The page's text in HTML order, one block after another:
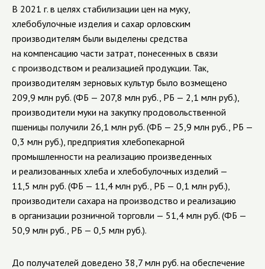
В 2021 г. в целях стабилизации цен на муку,
хлебобулочные изделия и сахар орловским
производителям были выделены средства
на компенсацию части затрат, понесенных в связи
с производством и реализацией продукции. Так,
производителям зерновых культур было возмещено
209,9 млн руб. (ФБ — 207,8 млн руб., РБ — 2,1 млн руб.),
производители муки на закупку продовольственной
пшеницы получили 26,1 млн руб. (ФБ — 25,9 млн руб., РБ —
0,3 млн руб.), предприятия хлебопекарной
промышленности на реализацию произведенных
и реализованных хлеба и хлебобулочных изделий —
11,5 млн руб. (ФБ — 11,4 млн руб., РБ — 0,1 млн руб.),
производители сахара на производство и реализацию
в организации розничной торговли — 51,4 млн руб. (ФБ —
50,9 млн руб., РБ — 0,5 млн руб.).
До получателей доведено 38,7 млн руб. на обеспечение